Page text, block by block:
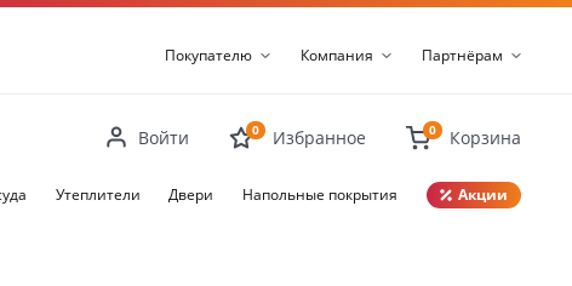
Покупателю Компания Партнёрам
Войти 0 Избранное 0 Корзина
Утеплители Двери Напольные покрытия Акции